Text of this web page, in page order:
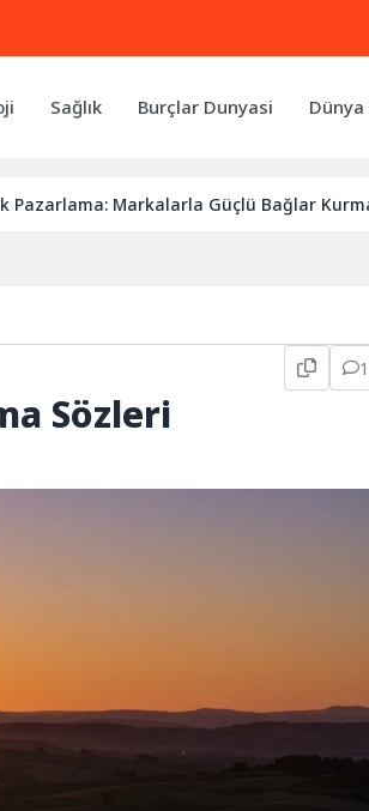
Sağlık Burçlar Dunyasi
Markalarla Güçlü Bağlar Kurmanın
Sözleri